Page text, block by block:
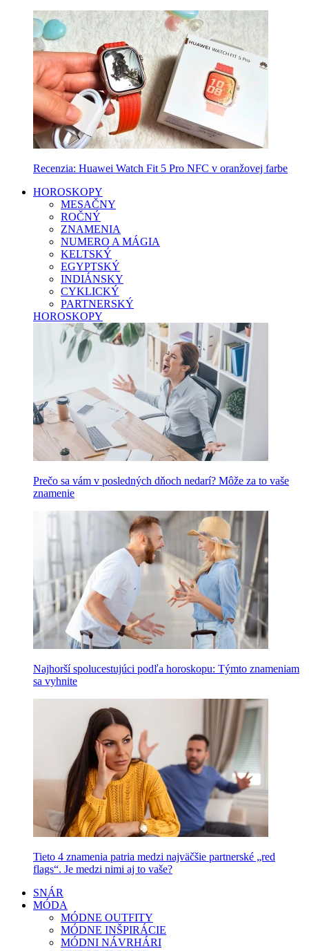
Recenzia: Huawei Watch Fit 5 Pro NFC v oranžovej farbe
HOROSKOPY
MESAČNY
ROČNÝ
ZNAMENIA
NUMERO A MÁGIA
KELTSKÝ
EGYPTSKÝ
INDIÁNSKY
CYKLICKÝ
PARTNERSKÝ
HOROSKOPY
Prečo sa vám v posledných dňoch nedarí? Môže za to vaše
znamenie
Najhorší spolucestujúci podľa horoskopu: Týmto znameniam
sa vyhnite
Tieto 4 znamenia patria medzi najväčšie partnerské „red
flags“. Je medzi nimi aj to vaše?
SNÁR
MÓDA
MÓDNE OUTFITY
MÓDNE INŠPIRÁCIE
MÓDNI NÁVRHÁRI